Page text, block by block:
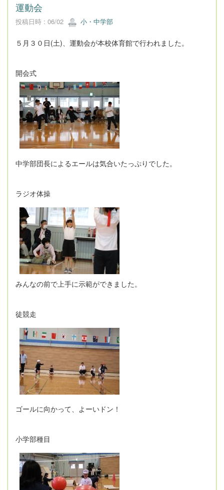
運動会
投稿日時 : 06/02 小・中学部
５月３０日(土)、運動会が本校体育館で行われました。
開会式
中学部団長によるエールは気合いたっぷりでした。
ラジオ体操
みんなの前で上手に示範ができました。
徒競走
ゴールに向かって、よーいドン！
小学部種目